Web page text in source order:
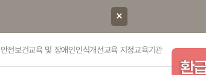
안전보건교육 및 장애인인식개선교육 지정교육기관